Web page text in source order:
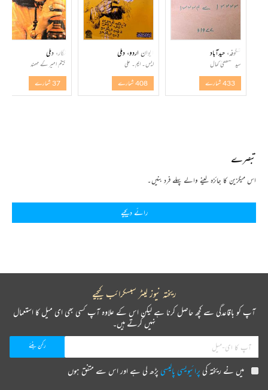
شگوفہ، حیدآباد
سید مصطفیٰ کمال
433 شمارے
ایوان اردو، دہلی
ایس۔ ایم۔ علی
408 شمارے
نگار، دہلی
بیگم امیر کے مہمند
37 شمارے
تبصرے
اس میگزین کا جائزہ لینے والے پہلے فرد بنیں۔
رائے دیجیے
ریختہ نیوز لیٹر سبسکرائب کیجیے
آپ کو باقاعدگی سے کچھ حاصل کرنا ہے لیکن اس کے علاوہ آپ کسی بھی ای میل کا استعمال
نہیں کرتے ہیں۔
میں نے ریختہ کیپرائیویسی پالیسیپڑھ لی ہے اور اس سے متفق ہوں